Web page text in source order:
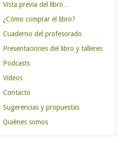
Vista previa del libro…
¿Cómo comprar el libro?
Cuaderno del profesorado
Presentaciones del libro y talleres
Podcasts
Vídeos
Contacto
Sugerencias y propuestas
Quiénes somos